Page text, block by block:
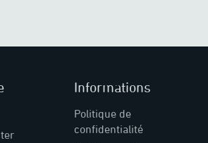
Informations
Politique de
confidentialité